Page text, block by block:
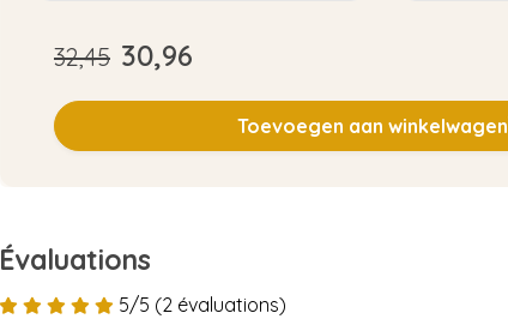
32,45 30,96
Toevoegen aan winkelwagen
Évaluations
5/5 (2 évaluations)